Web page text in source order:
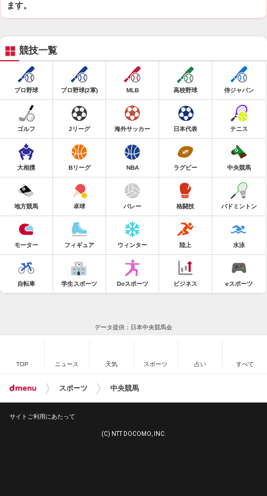
ます。
競技一覧
プロ野球 プロ野球(2軍) MLB 高校野球 侍ジャパン
ゴルフ Jリーグ 海外サッカー 日本代表 テニス
大相撲 Bリーグ NBA ラグビー 中央競馬
地方競馬 卓球 バレー 格闘技 バドミントン
モーター フィギュア ウィンター 陸上 水泳
自転車 学生スポーツ Doスポーツ ビジネス eスポーツ
データ提供：日本中央競馬会
TOP ニュース 天気 スポーツ 占い すべて
スポーツ 中央競馬
サイトご利用にあたって
(C) NTT DOCOMO, INC.